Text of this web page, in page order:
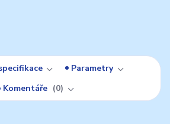
Parametry
Komentáře
0